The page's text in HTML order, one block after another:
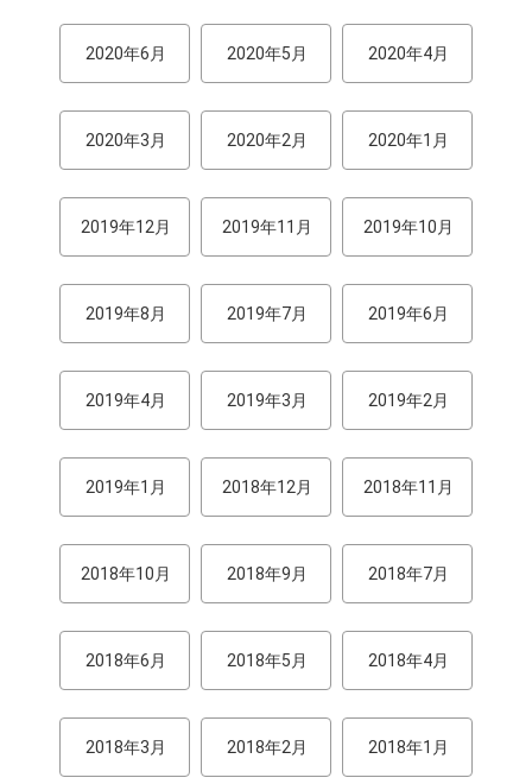
2020年6月 2020年5月 2020年4月
2020年3月 2020年2月 2020年1月
2019年12月 2019年11月 2019年10月
2019年8月 2019年7月 2019年6月
2019年4月 2019年3月 2019年2月
2019年1月 2018年12月 2018年11月
2018年10月 2018年9月 2018年7月
2018年6月 2018年5月 2018年4月
2018年3月 2018年2月 2018年1月